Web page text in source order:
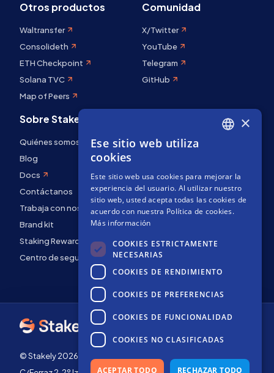
Otros productos
Waltransfer
Consolideth
ETH Checkpoint
Solana TVC
Map of Peers
Comunidad
X/Twitter
YouTube
Telegram
GitHub
Sobre Stakely
Quiénes somos
Blog
Docs
Contáctanos
Trabaja con nosotros
Brand kit
Staking Rewards
Centro de seguridad
© Stakely 2026 | Stakely, S.L. | NIF B72551682
FRENCH
×
Ese sitio web utiliza
cookies
Este sitio web usa cookies para mejorar la
experiencia del usuario. Al utilizar nuestro
sitio web, usted acepta todas las cookies de
acuerdo con nuestra Política de cookies.
Más información
COOKIES ESTRICTAMENTE
NECESARIAS
COOKIES DE RENDIMIENTO
COOKIES DE PREFERENCIAS
COOKIES DE FUNCIONALIDAD
COOKIES NO CLASIFICADAS
ACEPTAR TODO RECHAZAR TODO